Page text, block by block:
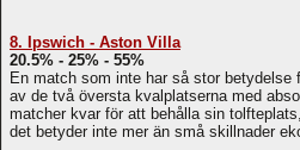
8. Ipswich - Aston Villa
20.5% - 25% - 55%
En match som inte har så stor
av de två översta kvalplatserna med
matcher kvar för att behålla sin
det betyder inte mer än små skillnader